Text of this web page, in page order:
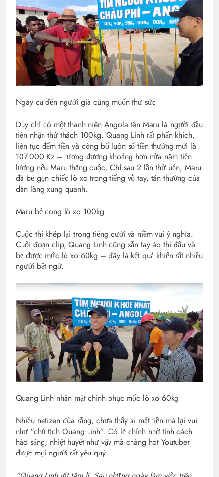
Ngay cả đến người già cũng muốn thử sức
Duy chỉ có một thanh niên Angola tên Maru là người đầu
tiên nhận thử thách 100kg. Quang Linh rất phấn khích,
liên tục đếm tiền và công bố luôn số tiền thưởng mới là
107.000 Kz – tương đương khoảng hơn nửa năm tiền
lương nếu Maru thắng cuộc. Chỉ sau 2 lần thử uốn, Maru
đã bẻ gọn chiếc lò xo trong tiếng vỗ tay, tán thưởng của
dân làng xung quanh.
Maru bẻ cong lò xo 100kg
Cuộc thi khép lại trong tiếng cười và niềm vui ý nghĩa.
Cuối đoạn clip, Quang Linh cũng xắn tay áo thi đấu và
bẻ được mức lò xo 60kg – đây là kết quả khiến rất nhiều
người bất ngờ.
Quang Linh nhăn mặt chinh phục mốc lò xo 60kg
Nhiều netizen đùa rằng, chưa thấy ai mất tiền mà lại vui
như “chủ tịch Quang Linh”. Có lẽ chính nhờ tính cách
hào sảng, nhiệt huyết như vậy mà chàng hot Youtuber
được mọi người rất yêu quý.